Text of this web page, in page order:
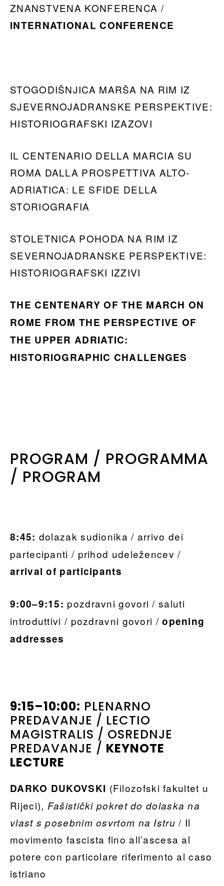
ZNANSTVENA KONFERENCA /
INTERNATIONAL CONFERENCE
STOGODIŠNJICA MARŠA NA RIM IZ
SJEVERNOJADRANSKE PERSPEKTIVE:
HISTORIOGRAFSKI IZAZOVI
IL CENTENARIO DELLA MARCIA SU
ROMA DALLA PROSPETTIVA ALTO-
ADRIATICA: LE SFIDE DELLA
STORIOGRAFIA
STOLETNICA POHODA NA RIM IZ
SEVERNOJADRANSKE PERSPEKTIVE:
HISTORIOGRAFSKI IZZIVI
THE CENTENARY OF THE MARCH ON
ROME FROM THE PERSPECTIVE OF
THE UPPER ADRIATIC:
HISTORIOGRAPHIC CHALLENGES
PROGRAM / PROGRAMMA
/ PROGRAM
8:45: dolazak sudionika / arrivo dei
partecipanti / prihod udeležencev /
arrival of participants
9:00–9:15: pozdravni govori / saluti
introduttivi / pozdravni govori /opening
addresses
9:15–10:00: PLENARNO
PREDAVANJE / LECTIO
MAGISTRALIS / OSREDNJE
PREDAVANJE / KEYNOTE
LECTURE
DARKO DUKOVSKI (Filozofski fakultet u
Rijeci), Fašistički pokret do dolaska na
vlast s posebnim osvrtom na Istru / Il
movimento fascista fino all’ascesa al
potere con particolare riferimento al caso
istriano